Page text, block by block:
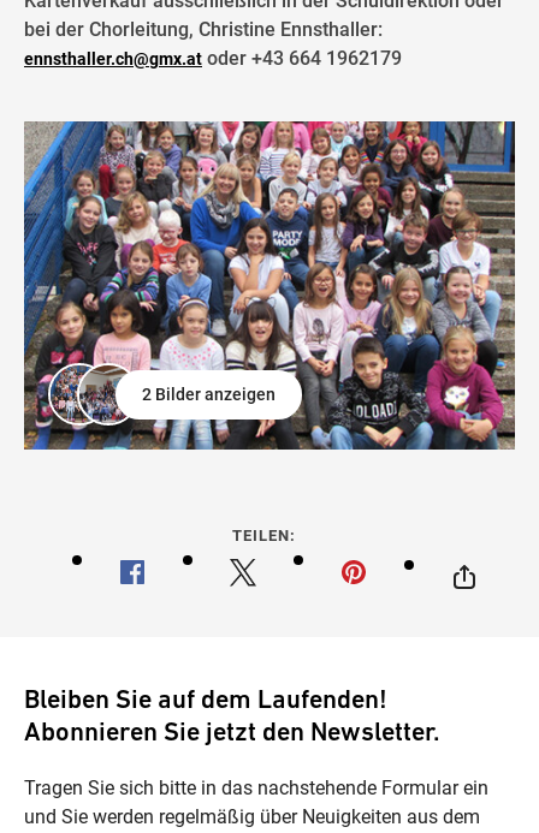
bei der Chorleitung, Christine Ennsthaller:
ennsthaller.ch@gmx.at oder +43 664 1962179
2 Bilder anzeigen
TEILEN:
Bleiben Sie auf dem Laufenden!
Abonnieren Sie jetzt den Newsletter.
Tragen Sie sich bitte in das nachstehende Formular ein
und Sie werden regelmäßig über Neuigkeiten aus dem